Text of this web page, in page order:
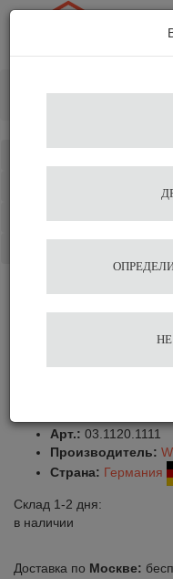
Арт.: 03.1120.1111
Производитель:
Страна: Германия
Склад 1-2 дня:
в наличии
Доставка по Москве: